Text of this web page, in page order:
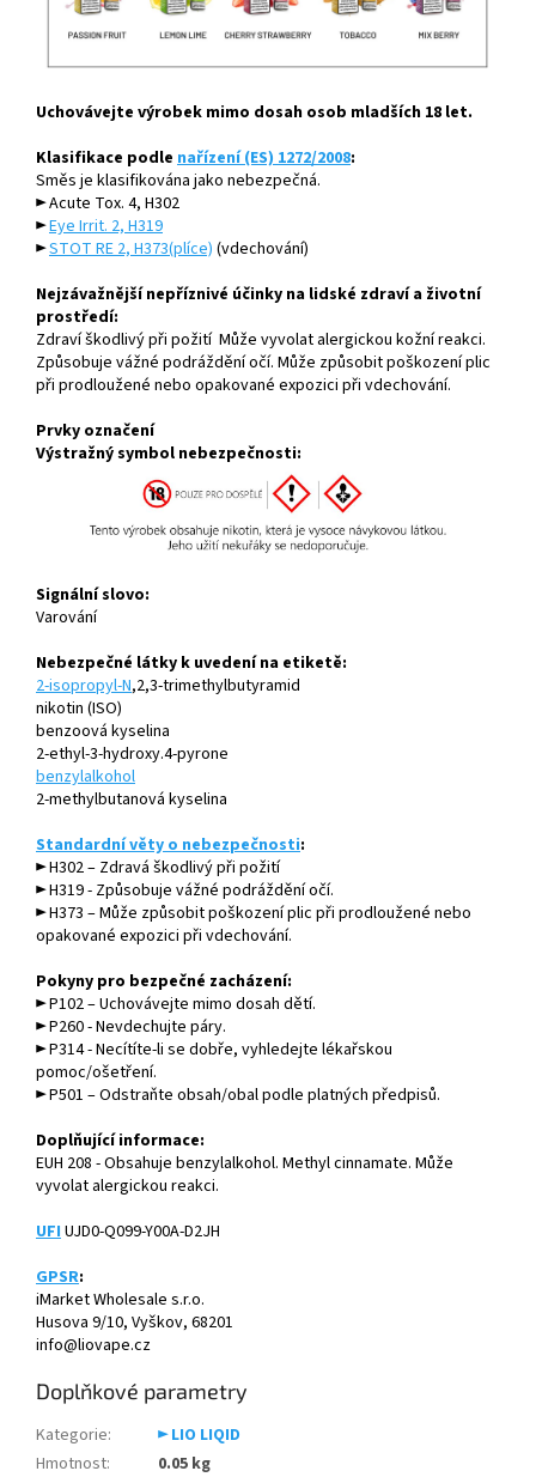
Uchovávejte výrobek mimo dosah osob mladších 18 let.
Klasifikace podle nařízení (ES) 1272/2008:
Směs je klasifikována jako nebezpečná.
► Acute Tox. 4, H302
►Eye Irrit. 2, H319
►STOT RE 2, H373(plíce) (vdechování)
Nejzávažnější nepříznivé účinky na lidské zdraví a životní
prostředí:
Zdraví škodlivý při požití Může vyvolat alergickou kožní reakci.
Způsobuje vážné podráždění očí. Může způsobit poškození plic
při prodloužené nebo opakované expozici při vdechování.
Prvky označení
Výstražný symbol nebezpečnosti:
Signální slovo:
Varování
Nebezpečné látky k uvedení na etiketě:
2-isopropyl-N,2,3-trimethylbutyramid
nikotin (ISO)
benzoová kyselina
2-ethyl-3-hydroxy.4-pyrone
benzylalkohol
2-methylbutanová kyselina
Standardní věty o nebezpečnosti:
► H302 – Zdravá škodlivý při požití
► H319 - Způsobuje vážné podráždění očí.
► H373 – Může způsobit poškození plic při prodloužené nebo
opakované expozici při vdechování.
Pokyny pro bezpečné zacházení:
► P102 – Uchovávejte mimo dosah dětí.
► P260 - Nevdechujte páry.
► P314 - Necítíte-li se dobře, vyhledejte lékařskou
pomoc/ošetření.
► P501 – Odstraňte obsah/obal podle platných předpisů.
Doplňující informace:
EUH 208 - Obsahuje benzylalkohol. Methyl cinnamate. Může
vyvolat alergickou reakci.
UFI UJD0-Q099-Y00A-D2JH
GPSR:
iMarket Wholesale s.r.o.
Husova 9/10, Vyškov, 68201
info@liovape.cz
Doplňkové parametry
Kategorie:
► LIO LIQID
Hmotnost:
0.05 kg